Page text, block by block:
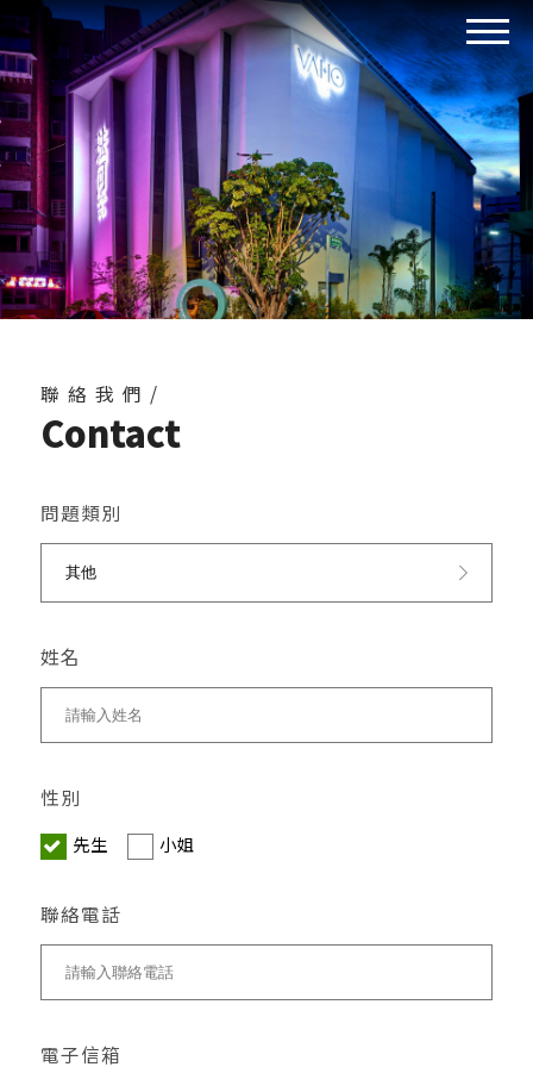
聯絡我們/
Contact
問題類別
姓名
性別
先生 小姐
聯絡電話
電子信箱